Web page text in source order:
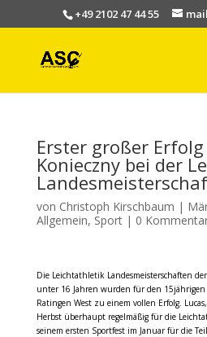
+49 2102 47 44 55
Erster großer
Konieczny bei der
von Christoph Kirschbaum |
Allgemein, Sport| 0
Die Leichtathletik Landesmeisterschaften
unter 16 Jahren wurden für den 15jährigen
Ratingen West zu einem vollen Erfolg.
Herbst überhaupt regelmäßig für die
seinem ersten Sportfest im Januar für die